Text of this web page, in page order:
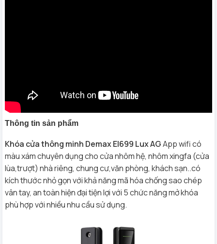
Thông tin sản phẩm
Khóa cửa thông minh Demax El699 Lux AGApp wifi có
màu xám chuyên dụng cho cửa nhôm hệ, nhôm xingfa (cửa
lùa,trượt) nhà riêng, chung cư,văn phòng, khách sạn..có
kích thước nhỏ gọn với khả năng mã hóa chống sao chép
vân tay, an toàn hiện đại tiện lợi với 5 chức năng mở khóa
phù hợp với nhiều nhu cầu sử dụng.